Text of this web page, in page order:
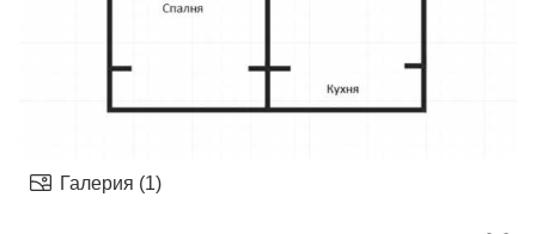
Галерия (1)